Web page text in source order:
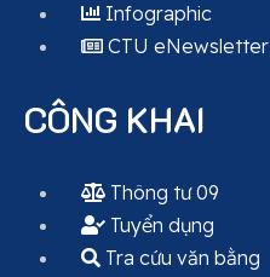
Infographic
CTU eNewsletter
CÔNG KHAI
Thông tư 09
Tuyển dụng
Tra cứu văn bằng